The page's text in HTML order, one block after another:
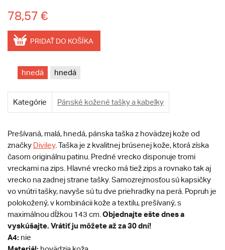
78,57 €
PRIDAŤ DO KOŠÍKA
hnedá hnedá
Kategórie Pánské kožené tašky a kabelky
Prešívaná, malá, hnedá, pánska taška z hovädzej kože od
značky Diviley. Taška je z kvalitnej brúsenej kože, ktorá získa
časom originálnu patinu. Predné vrecko disponuje tromi
vreckami na zips. Hlavné vrecko má tiež zips a rovnako tak aj
vrecko na zadnej strane tašky. Samozrejmosťou sú kapsičky
vo vnútri tašky, navyše sú tu dve priehradky na perá. Popruh je
polokožený, v kombinácii kože a textilu, prešívaný, s
maximálnou dĺžkou 143 cm. Objednajte ešte dnes a
vyskúšajte. Vrátiť ju môžete až za 30 dní!
A4: nie